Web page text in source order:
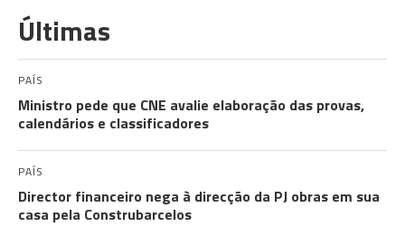
Últimas
PAÍS
Ministro pede que CNE avalie elaboração das provas,
calendários e classificadores
PAÍS
Director financeiro nega à direcção da PJ obras em sua
casa pela Construbarcelos